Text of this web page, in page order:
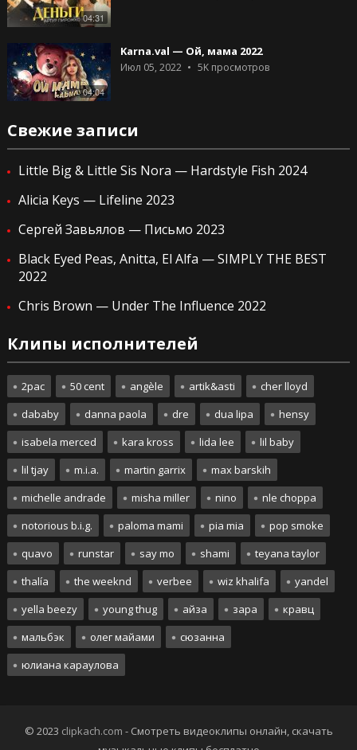
04:31
04:04
Karna.val — Ой, мама 2022
Июл 05, 2022 5Kпросмотров
Свежие записи
Little Big & Little Sis Nora — Hardstyle Fish 2024
Alicia Keys — Lifeline 2023
Сергей Завьялов — Письмо 2023
Black Eyed Peas, Anitta, El Alfa — SIMPLY THE BEST
2022
Chris Brown — Under The Influence 2022
Клипы исполнителей
2pac 50 cent angèle artik&asti
cher lloyd
dababy
danna paola dre dua lipa
hensy
isabela merced
kara kross lida lee
lil baby
lil tjay
m.i.a. martin garrix
max barskih
michelle andrade
misha miller nino
nle choppa
notorious b.i.g.
paloma mami pia mia
pop smoke
quavo
runstar say mo shami
teyana taylor
thalía
the weeknd verbee wiz khalifa
yandel
yella beezy
young thug айза зара
кравц
мальбэк
олег майами
сюзанна
юлиана караулова
© 2023 clipkach.com - Смотреть видеоклипы онлайн, скачать